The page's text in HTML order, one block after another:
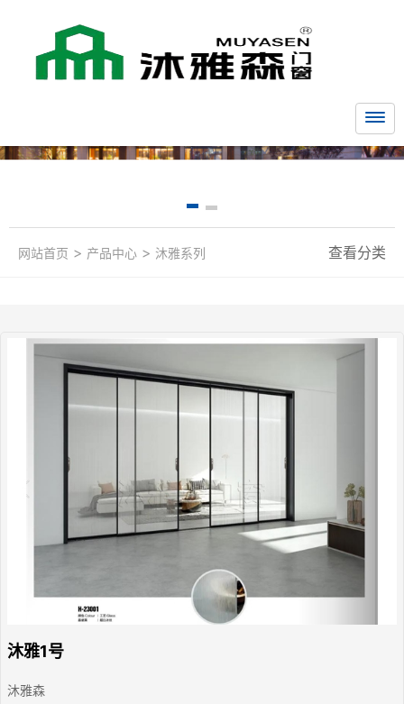
网站首页 > 产品中心 > 沐雅系列 查看分类
沐雅1号
沐雅森